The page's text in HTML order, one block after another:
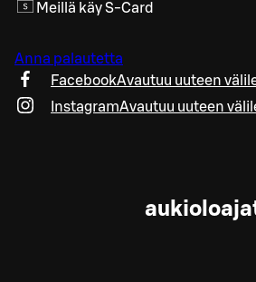
Meillä käy S-Card
Anna palautetta
FacebookAvautuu uuteen
InstagramAvautuu uuteen